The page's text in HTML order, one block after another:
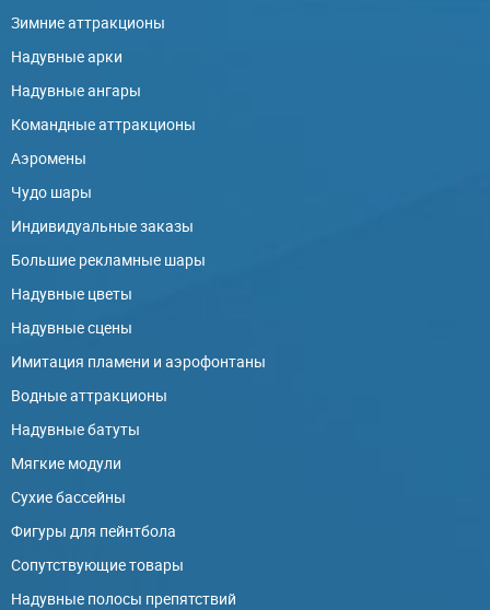
Зимние аттракционы
Надувные арки
Надувные ангары
Командные аттракционы
Аэромены
Чудо шары
Индивидуальные заказы
Большие рекламные шары
Надувные цветы
Надувные сцены
Имитация пламени и аэрофонтаны
Водные аттракционы
Надувные батуты
Мягкие модули
Сухие бассейны
Фигуры для пейнтбола
Сопутствующие товары
Надувные полосы препятствий